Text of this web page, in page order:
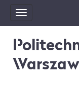
Toggle
navigation